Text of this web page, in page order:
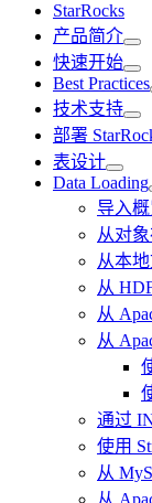
StarRocks
产品简介
快速开始
Best Practices
技术支持
部署
表设计
Data Loading
导入
从对
从本
从
从
从
通过
使用
从
从